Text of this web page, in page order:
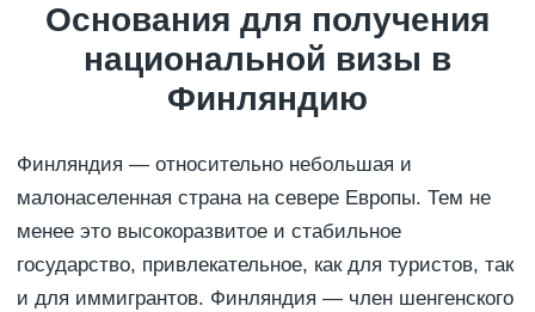
Основания для получения
национальной визы в
Финляндию
Финляндия — относительно небольшая и
малонаселенная страна на севере Европы. Тем не
менее это высокоразвитое и стабильное
государство, привлекательное, как для туристов, так
и для иммигрантов. Финляндия — член шенгенского